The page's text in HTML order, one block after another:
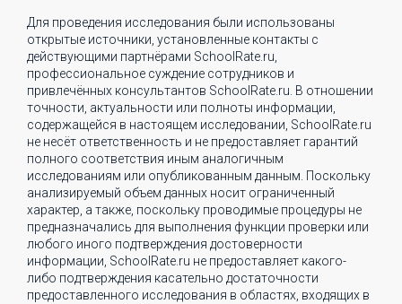
Для проведения исследования были использованы
открытые источники, установленные контакты с
действующими партнёрами SchoolRate.ru,
профессиональное суждение сотрудников и
привлечённых консультантов SchoolRate.ru. В отношении
точности, актуальности или полноты информации,
содержащейся в настоящем исследовании, SchoolRate.ru
не несёт ответственность и не предоставляет гарантий
полного соответствия иным аналогичным
исследованиям или опубликованным данным. Поскольку
анализируемый объем данных носит ограниченный
характер, а также, поскольку проводимые процедуры не
предназначались для выполнения функции проверки или
любого иного подтверждения достоверности
информации, SchoolRate.ru не предоставляет какого-
либо подтверждения касательно достаточности
предоставленного исследования в областях, входящих в